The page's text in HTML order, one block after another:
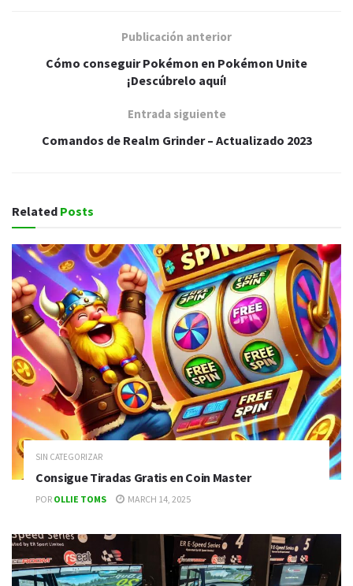
Publicación anterior
Cómo conseguir Pokémon en Pokémon Unite
¡Descúbrelo aquí!
Entrada siguiente
Comandos de Realm Grinder – Actualizado 2023
Related Posts
SIN CATEGORIZAR
Consigue Tiradas Gratis en Coin Master
POR OLLIE TOMS MARCH 14, 2025